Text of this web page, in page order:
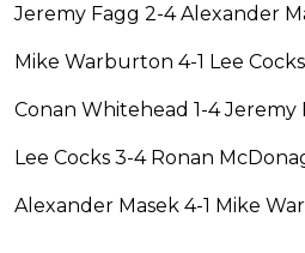
Jeremy Fagg 2-4 Alexander
Mike Warburton 4-1 Lee Cocks
Conan Whitehead 1-4 Jeremy
Lee Cocks 3-4 Ronan
Alexander Masek 4-1 Mike